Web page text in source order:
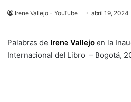
Irene Vallejo - YouTube abril 19, 2024
Palabras de Irene Vallejo en la
Internacional del Libro – Bogotá,